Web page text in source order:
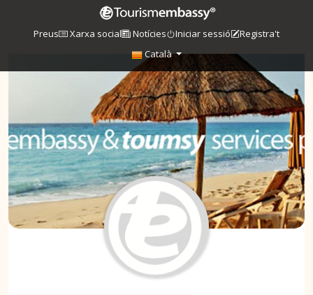
Preus Xarxa social Notícies Iniciar sessió
Registra't
Català